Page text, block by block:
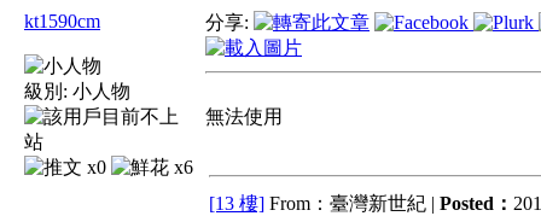
kt1590cm
級別: 小人物
x0 x6
分享:
無法使用
[13 樓] From：臺灣新世紀 | Posted：